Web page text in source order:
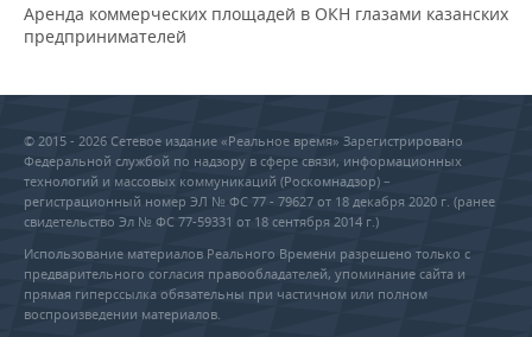
Аренда коммерческих площадей в ОКН глазами казанских
предпринимателей
© 2015 - 2026 Сетевое издание «Реальное время» Зарегистрировано
Федеральной службой по надзору в сфере связи, информационных
технологий и массовых коммуникаций (Роскомнадзор) –
регистрационный номер ЭЛ № ФС 77 - 79627 от 18 декабря 2020 г. (ранее
свидетельство Эл № ФС 77-59331 от 18 сентября 2014 г.)
Использование материалов Реального Времени разрешено только с
предварительного согласия правообладателей, упоминание сайта и
прямая гиперссылка обязательны при частичном или полном
воспроизведении материалов.